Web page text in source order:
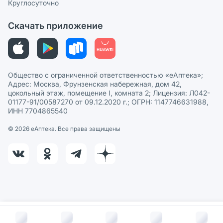
В корзину за
Политика рекомендаций
Этика и соответствие
Политика в отношении обработки персональных данных
Круглосуточно
Скачать приложение
Общество с ограниченной ответственностью «еАптека»;
Адрес: Москва, Фрунзенская набережная, дом 42,
цокольный этаж, помещение I, комната 2; Лицензия: Л042-
01177-91/00587270 от 09.12.2020 г.; ОГРН: 1147746631988,
ИНН 7704865540
© 2026 eАптека. Все права защищены